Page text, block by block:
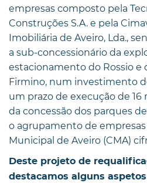
empresas composto pela
Construções S.A. e pela
Imobiliária de Aveiro, Lda.,
a sub-concessionário da
estacionamento do Rossio e
Firmino, num investimento
um prazo de execução de 16
da concessão dos parques
o agrupamento de empresas
Municipal de Aveiro (CMA)
Deste projeto de
destacamos alguns